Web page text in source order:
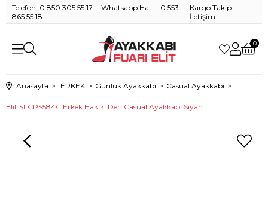
Telefon: 0 850 305 55 17 - Whatsapp Hattı: 0 553
865 55 18
Kargo Takip -
İletişim
0
Anasayfa ERKEK Günlük Ayakkabı Casual Ayakkabı
Elit SLCPS584C Erkek Hakiki Deri Casual Ayakkabı Siyah